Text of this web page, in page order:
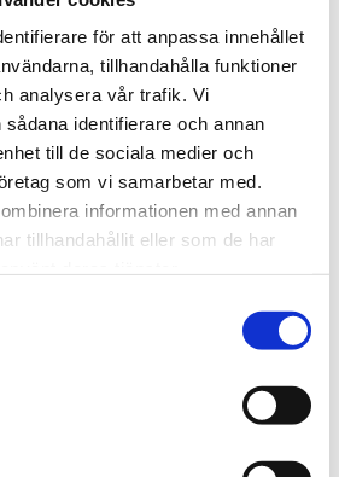
för att anpassa innehållet
tillhandahålla funktioner
analysera vår trafik. Vi
identifierare och annan
till de sociala medier och
som vi samarbetar med.
informationen med annan
tillhandahållit eller som de har
mm AK & EK